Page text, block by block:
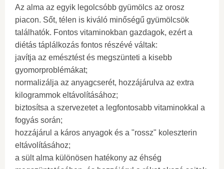
Az alma az egyik legolcsóbb gyümölcs az orosz
piacon. Sőt, télen is kiváló minőségű gyümölcsök
találhatók. Fontos vitaminokban gazdagok, ezért a
diétás táplálkozás fontos részévé váltak:
javítja az emésztést és megszünteti a kisebb
gyomorproblémákat;
normalizálja az anyagcserét, hozzájárulva az extra
kilogrammok eltávolításához;
biztosítsa a szervezetet a legfontosabb vitaminokkal a
fogyás során;
hozzájárul a káros anyagok és a "rossz" koleszterin
eltávolításához;
a sült alma különösen hatékony az éhség